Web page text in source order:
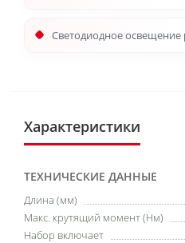
Светодиодное
Характеристики
ТЕХНИЧЕСКИЕ ДАННЫЕ
Длина (мм)
Макс. крутящий момент (Нм)
Набор включает